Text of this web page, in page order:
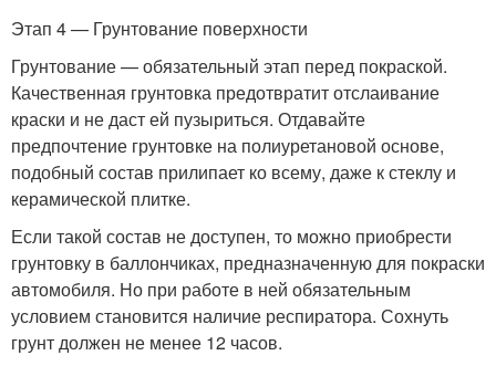
Этап 4 — Грунтование поверхности
Грунтование — обязательный этап перед покраской.
Качественная грунтовка предотвратит отслаивание
краски и не даст ей пузыриться. Отдавайте
предпочтение грунтовке на полиуретановой основе,
подобный состав прилипает ко всему, даже к стеклу и
керамической плитке.
Если такой состав не доступен, то можно приобрести
грунтовку в баллончиках, предназначенную для покраски
автомобиля. Но при работе в ней обязательным
условием становится наличие респиратора. Сохнуть
грунт должен не менее 12 часов.